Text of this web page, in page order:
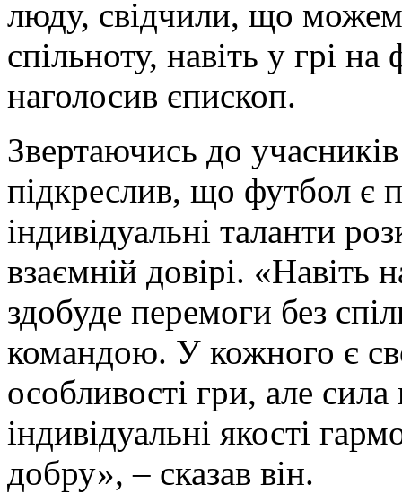
люду, свідчили, що
спільноту, навіть у грі
наголосив єпископ.
Звертаючись до
підкреслив, що футбол є
індивідуальні таланти
взаємній довірі. «Навіть
здобуде перемоги без
командою. У кожного є
особливості гри, але
індивідуальні якості
добру», – сказав він.